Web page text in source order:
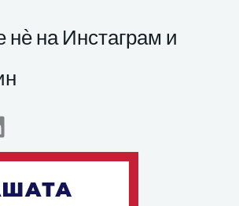
нѐ на Инстаграм и